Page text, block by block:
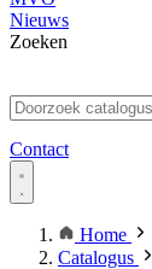
Nieuws
Zoeken
Contact
Home
Catalogus